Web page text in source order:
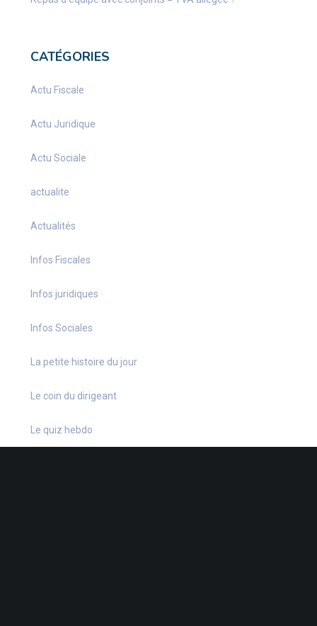
CATÉGORIES
Actu Fiscale
Actu Juridique
Actu Sociale
actualite
Actualités
Infos Fiscales
Infos juridiques
Infos Sociales
La petite histoire du jour
Le coin du dirigeant
Le quiz hebdo